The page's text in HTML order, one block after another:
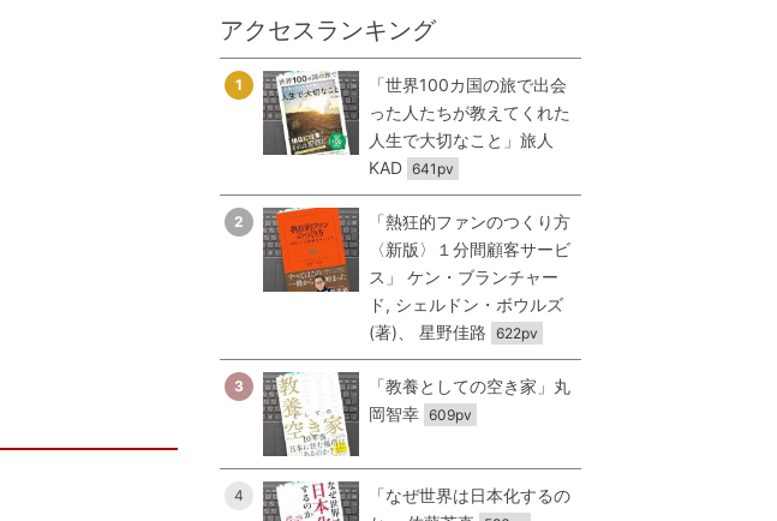
アクセスランキング
1
「世界100カ国の旅で出会
った人たちが教えてくれた
人生で大切なこと」旅人
KAD 641pv
2
「熱狂的ファンのつくり方
〈新版〉１分間顧客サービ
ス」 ケン・ブランチャー
ド, シェルドン・ボウルズ
(著)、 星野佳路 622pv
3
「教養としての空き家」丸
岡智幸 609pv
4
「なぜ世界は日本化するの